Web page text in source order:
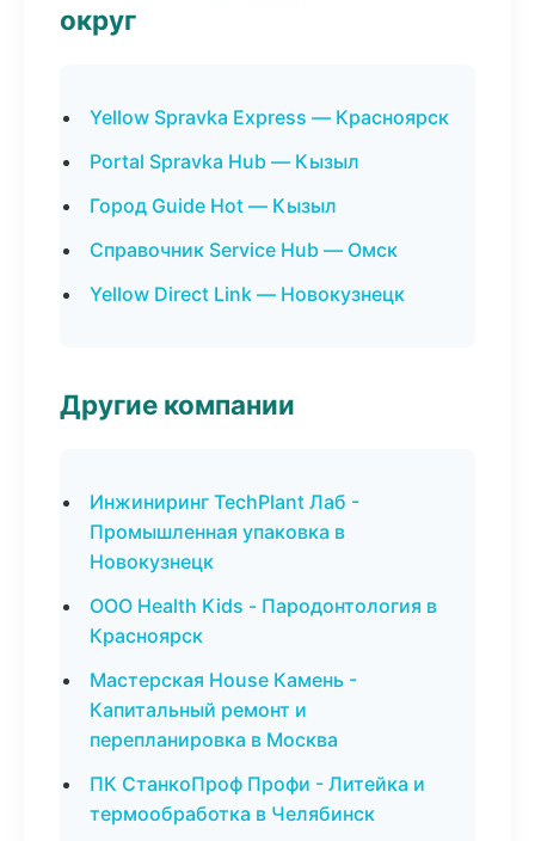
округ
Yellow Spravka Express — Красноярск
Portal Spravka Hub — Кызыл
Город Guide Hot — Кызыл
Справочник Service Hub — Омск
Yellow Direct Link — Новокузнецк
Другие компании
Инжиниринг TechPlant Лаб -
Промышленная упаковка в
Новокузнецк
ООО Health Kids - Пародонтология в
Красноярск
Мастерская House Камень -
Капитальный ремонт и
перепланировка в Москва
ПК СтанкоПроф Профи - Литейка и
термообработка в Челябинск